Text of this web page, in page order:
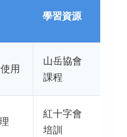
學習資源
用
山岳協會
課程
紅十字會
培訓